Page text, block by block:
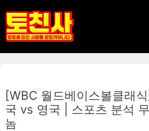
to
content
[WBC 월드베이스볼클래
국 vs 영국 | 스포츠 분석
놈